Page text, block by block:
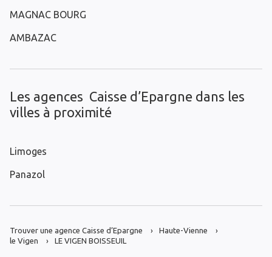
MAGNAC BOURG
AMBAZAC
Les agences Caisse d’Epargne dans les
villes à proximité
Limoges
Panazol
Trouver une agence Caisse d’Epargne
Haute-Vienne
le Vigen
LE VIGEN BOISSEUIL